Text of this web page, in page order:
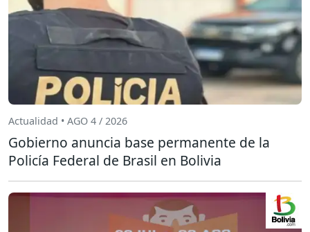
Actualidad • AGO 4 / 2026
Gobierno anuncia base permanente de la
Policía Federal de Brasil en Bolivia